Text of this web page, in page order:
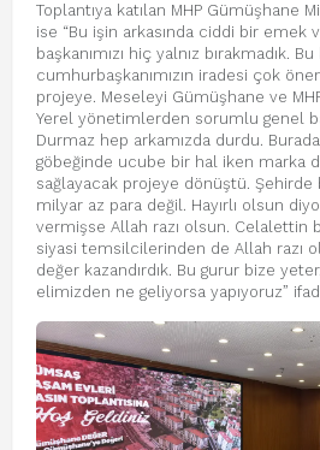
Toplantıya katılan MHP Gümüşhane
ise “Bu işin arkasında ciddi bir emek
başkanımızı hiç yalnız bırakmadık.
cumhurbaşkanımızın iradesi çok
projeye. Meseleyi Gümüşhane ve
Yerel yönetimlerden sorumlu genel
Durmaz hep arkamızda durdu.
göbeğinde ucube bir hal iken marka
sağlayacak projeye dönüştü. Şehirde
milyar az para değil. Hayırlı olsun
vermişse Allah razı olsun. Celalettin
siyasi temsilcilerinden de Allah razı
değer kazandırdık. Bu gurur bize
elimizden ne geliyorsa yapıyoruz”